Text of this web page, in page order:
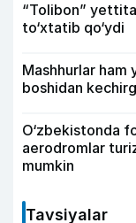
“Tolibon”
to‘xtatib qo‘ydi
Mashhurlar ham
boshidan
O‘zbekistonda
aerodromlar
mumkin
Tavsiyalar